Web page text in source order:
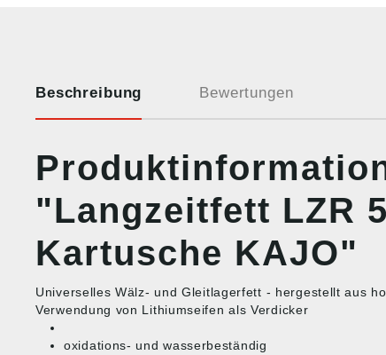
Beschreibung Bewertungen
"Langzeitfett LZR
Kartusche KAJO"
Universelles Wälz- und Gleitlagerfett - hergestellt aus
Verwendung von Lithiumseifen als Verdicker
oxidations- und wasserbeständig